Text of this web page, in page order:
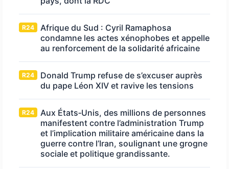
R24
Afrique du Sud : Cyril Ramaphosa
condamne les actes xénophobes et appelle
au renforcement de la solidarité africaine
R24
Donald Trump refuse de s’excuser auprès
du pape Léon XIV et ravive les tensions
R24
Aux États‑Unis, des millions de personnes
manifestent contre l’administration Trump
et l’implication militaire américaine dans la
guerre contre l’Iran, soulignant une grogne
sociale et politique grandissante.